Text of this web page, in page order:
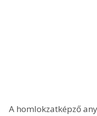
A homlokzatképző